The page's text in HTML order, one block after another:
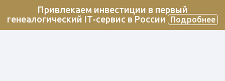
Привлекаем инвестиции в первый
генеалогический IT-сервис в России
Подробнее